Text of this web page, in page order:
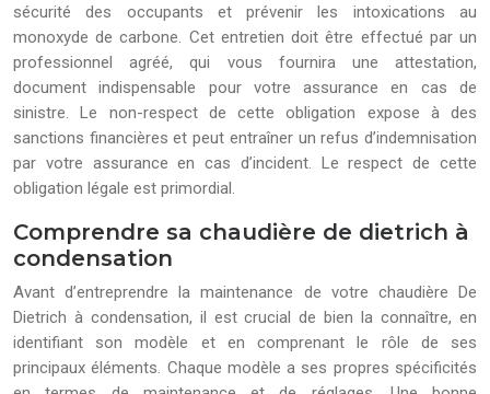
sécurité des occupants et prévenir les intoxications au
monoxyde de carbone. Cet entretien doit être effectué par un
professionnel agréé, qui vous fournira une attestation,
document indispensable pour votre assurance en cas de
sinistre. Le non-respect de cette obligation expose à des
sanctions financières et peut entraîner un refus d’indemnisation
par votre assurance en cas d’incident. Le respect de cette
obligation légale est primordial.
Comprendre sa chaudière de dietrich à
condensation
Avant d’entreprendre la maintenance de votre chaudière De
Dietrich à condensation, il est crucial de bien la connaître, en
identifiant son modèle et en comprenant le rôle de ses
principaux éléments. Chaque modèle a ses propres spécificités